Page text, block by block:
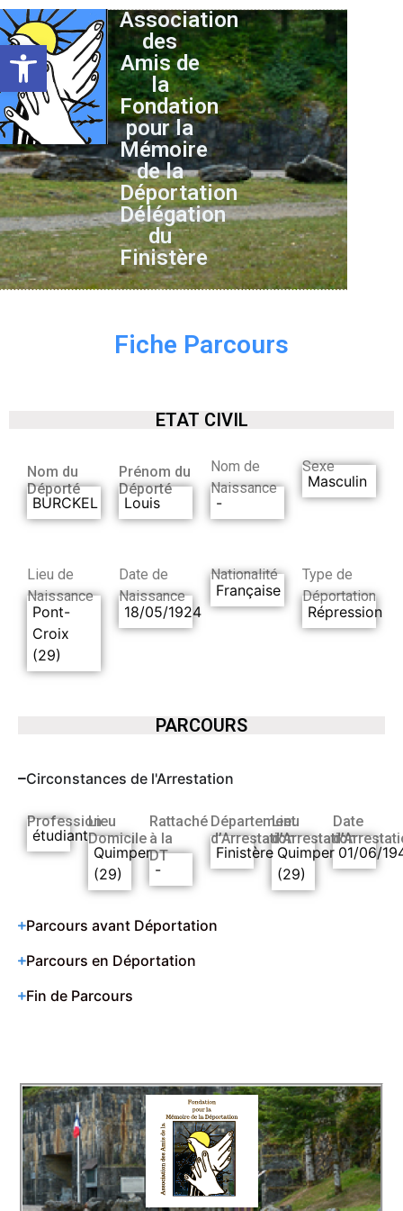
Ouvrir la barre d’outils
Association
des
Amis de
la
Fondation
pour la
Mémoire
de la
Déportation
Délégation
du
Finistère
Fiche Parcours
ETAT CIVIL
Nom du
Déporté
BURCKEL
Prénom du
Déporté
Louis
Nom de
Naissance
-
Sexe
Masculin
Lieu de
Naissance
Pont-
Croix
(29)
Date de
Naissance
18/05/1924
Nationalité
Française
Type de
Déportation
Répression
PARCOURS
Circonstances de l'Arrestation
Profession
étudiant
Lieu
Domicile
Quimper
(29)
Rattaché
à la
DT
-
Département
d’Arrestation
Finistère
Lieu
d’Arrestation
Quimper
(29)
Date
01/06/
Parcours avant Déportation
Parcours en Déportation
Fin de Parcours